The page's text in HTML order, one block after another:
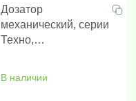
Дозатор
механический, серии
Техно,
В наличии